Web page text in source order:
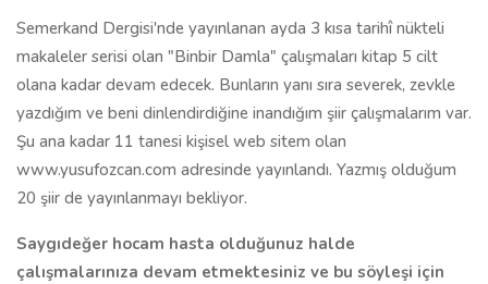
Semerkand Dergisi'nde yayınlanan ayda 3 kısa tarihî nükteli
makaleler serisi olan "Binbir Damla" çalışmaları kitap 5 cilt
olana kadar devam edecek. Bunların yanı sıra severek, zevkle
yazdığım ve beni dinlendirdiğine inandığım şiir çalışmalarım var.
Şu ana kadar 11 tanesi kişisel web sitem olan
www.yusufozcan.com adresinde yayınlandı. Yazmış olduğum
20 şiir de yayınlanmayı bekliyor.
Saygıdeğer hocam hasta olduğunuz halde
çalışmalarınıza devam etmektesiniz ve bu söyleşi için